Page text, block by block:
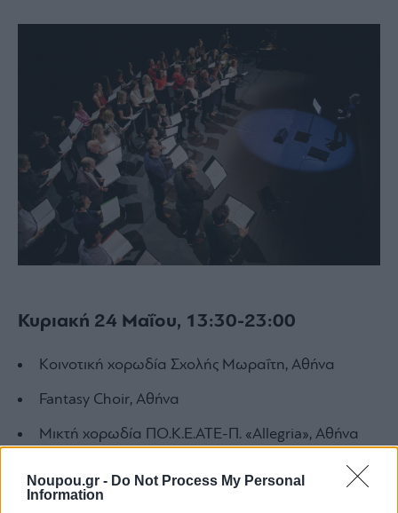
Noupou.gr - Do Not Process My Personal
Information
Κυριακή 24 Μαΐου, 13:30-23:00
Κοινοτική χορωδία Σχολής Μωραΐτη, Αθήνα
Fantasy Choir, Αθήνα
Μικτή χορωδία ΠΟ.Κ.Ε.ΑΤΕ-Π. «Allegria», Αθήνα
Χορωδία Συλλόγου Γονέων και Φίλων